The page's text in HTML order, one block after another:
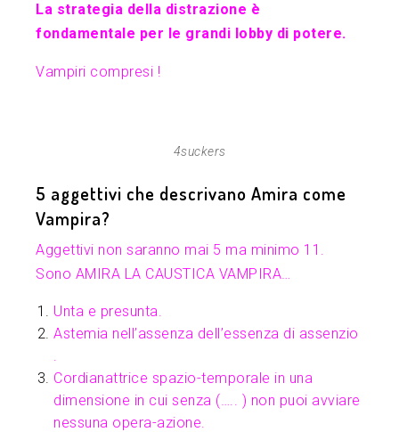
La strategia della distrazione è
fondamentale per le grandi lobby di potere.
Vampiri compresi !
4suckers
5 aggettivi che descrivano Amira come
Vampira?
Aggettivi non saranno mai 5 ma minimo 11.
Sono AMIRA LA CAUSTICA VAMPIRA…
Unta e presunta.
Astemia nell’assenza dell’essenza di assenzio
.
Cordianattrice spazio-temporale in una
dimensione in cui senza (….. ) non puoi avviare
nessuna opera-azione.